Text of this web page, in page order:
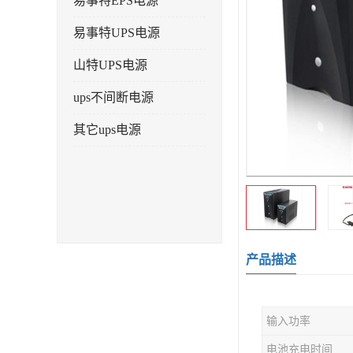
易事特UPS电源
山特UPS电源
ups不间断电源
其它ups电源
产品描述
输入功率
电池充电时间